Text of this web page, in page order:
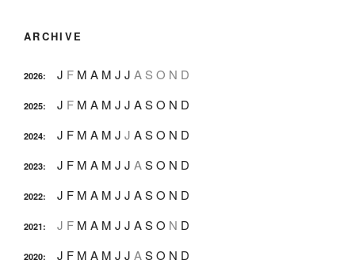
ARCHIVE
2026: J F M A M J J A S O N D
2025: J F M A M J J ASO N D
2024: J F M A M J J ASO N D
2023: J F M A M J J ASO N D
2022: J F M A M J J ASO N D
2021: J F M A M J J ASO N D
2020: J F M A M J J ASO N D